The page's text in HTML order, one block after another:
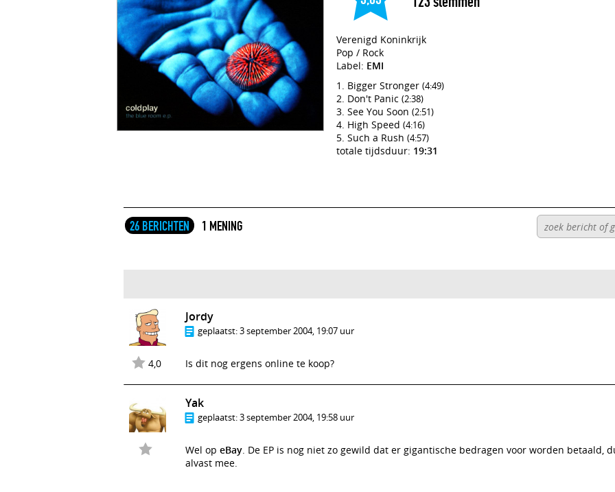
Verenigd Koninkrijk
Pop / Rock
Label: EMI
Bigger Stronger (4:49)
Don't Panic (2:38)
See You Soon (2:51)
High Speed (4:16)
Such a Rush (4:57)
totale tijdsduur: 19:31
26 BERICHTEN 1 MENING
4,0
Jordy
geplaatst:3 september 2004, 19:07 uur
Is dit nog ergens online te koop?
Yak
geplaatst:3 september 2004, 19:58 uur
Wel op eBay. De EP is nog niet zo gewild dat er gigantische bedragen voor worden betaald,
alvast mee.